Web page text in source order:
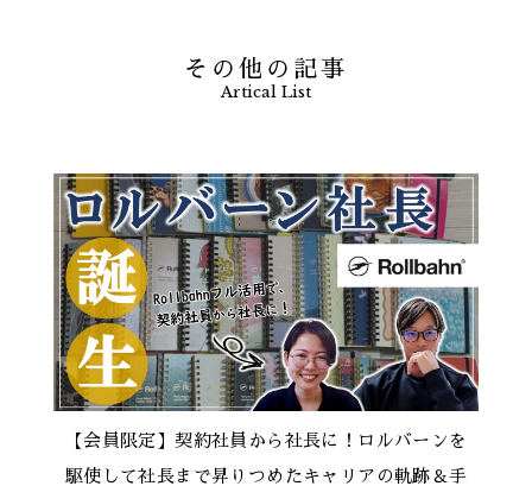
その他の記事
Artical List
【会員限定】契約社員から社長に！ロルバーンを
駆使して社長まで昇りつめたキャリアの軌跡＆手